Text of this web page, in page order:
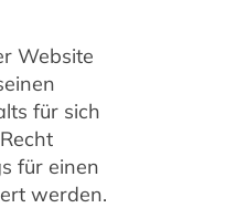
Website
für sich
für einen
werden.